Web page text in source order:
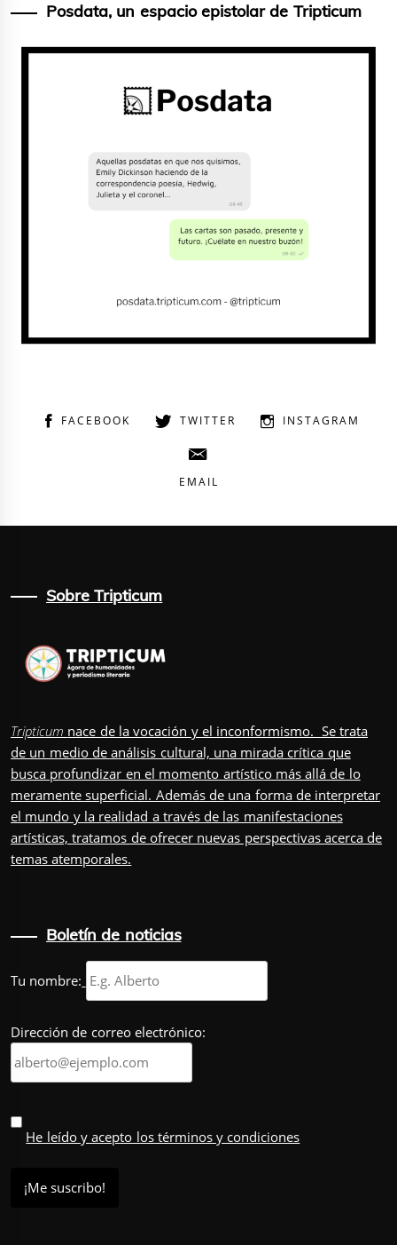
Posdata, un espacio epistolar de Tripticum
FACEBOOK TWITTER INSTAGRAM
EMAIL
Sobre Tripticum
Tripticum nace de la vocación y el inconformismo. Se trata
de un medio de análisis cultural, una mirada crítica que
busca profundizar en el momento artístico más allá de lo
meramente superficial. Además de una forma de interpretar
el mundo y la realidad a través de las manifestaciones
artísticas, tratamos de ofrecer nuevas perspectivas acerca de
temas atemporales.
Boletín de noticias
Tu nombre:
Dirección de correo electrónico:
He leído y acepto los términos y condiciones